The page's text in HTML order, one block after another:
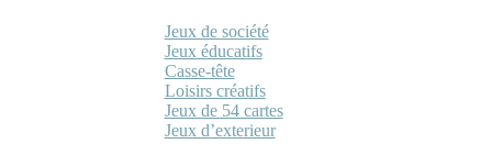
Jeux de société
Jeux éducatifs
Casse-tête
Loisirs créatifs
Jeux de 54 cartes
Jeux d’exterieur